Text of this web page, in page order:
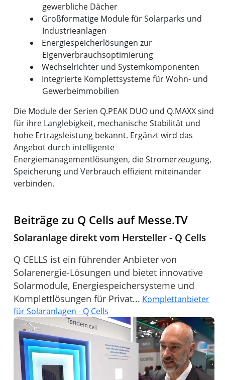
gewerbliche Dächer
Großformatige Module für Solarparks und
Industrieanlagen
Energiespeicherlösungen zur
Eigenverbrauchsoptimierung
Wechselrichter und Systemkomponenten
Integrierte Komplettsysteme für Wohn- und
Gewerbeimmobilien
Die Module der Serien Q.PEAK DUO und Q.MAXX sind
für ihre Langlebigkeit, mechanische Stabilität und
hohe Ertragsleistung bekannt. Ergänzt wird das
Angebot durch intelligente
Energiemanagementlösungen, die Stromerzeugung,
Speicherung und Verbrauch effizient miteinander
verbinden.
Beiträge zu Q Cells auf Messe.TV
Solaranlage direkt vom Hersteller - Q Cells
Q CELLS ist ein führender Anbieter von
Solarenergie-Lösungen und bietet innovative
Solarmodule, Energiespeichersysteme und
Komplettlösungen für Privat... Komplettanbieter
für Solaranlagen - Q Cells